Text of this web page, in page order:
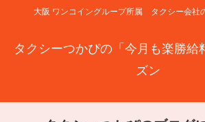
大阪 ワンコイングループ所属 タクシー会社
タクシーつかぴの「今月も楽勝給
ズン